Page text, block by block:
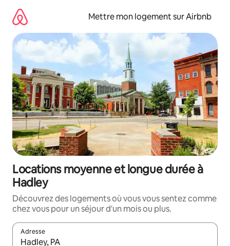
directement
contenu
Mettre mon logement sur Airbnb
Locations moyenne et longue durée à
Hadley
Découvrez des logements où vous vous sentez comme
chez vous pour un séjour d'un mois ou plus.
Adresse
Lorsque les résultats s'affichent, utilisez les flèches vers le